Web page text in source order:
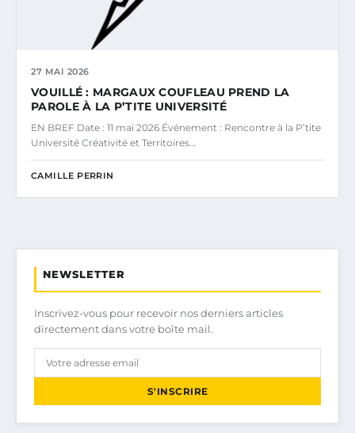
27 MAI 2026
VOUILLÉ : MARGAUX COUFLEAU PREND LA
PAROLE À LA P’TITE UNIVERSITÉ
EN BREF Date : 11 mai 2026 Événement : Rencontre à la P’tite
Université Créativité et Territoires…
CAMILLE PERRIN
NEWSLETTER
Inscrivez-vous pour recevoir nos derniers articles
directement dans votre boîte mail.
S'INSCRIRE